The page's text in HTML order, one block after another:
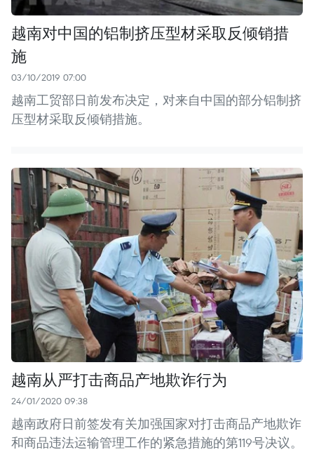
越南对中国的铝制挤压型材采取反倾销措
施
03/10/2019 07:00
越南工贸部日前发布决定，对来自中国的部分铝制挤
压型材采取反倾销措施。
越南从严打击商品产地欺诈行为
24/01/2020 09:38
越南政府日前签发有关加强国家对打击商品产地欺诈
和商品违法运输管理工作的紧急措施的第119号决议。